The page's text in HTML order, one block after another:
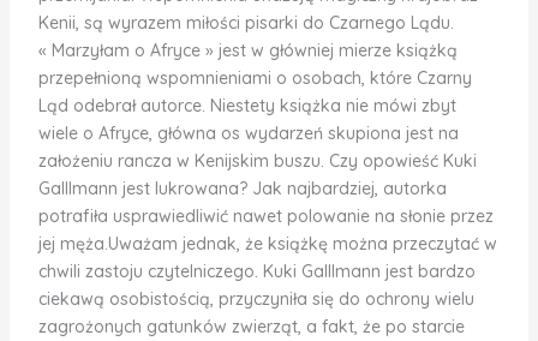
Kenii, są wyrazem miłości pisarki do Czarnego Lądu.
« Marzyłam o Afryce » jest w główniej mierze książką
przepełnioną wspomnieniami o osobach, które Czarny
Ląd odebrał autorce. Niestety książka nie mówi zbyt
wiele o Afryce, główna os wydarzeń skupiona jest na
założeniu rancza w Kenijskim buszu. Czy opowieść Kuki
Galllmann jest lukrowana? Jak najbardziej, autorka
potrafiła usprawiedliwić nawet polowanie na słonie przez
jej męża.Uważam jednak, że książkę można przeczytać w
chwili zastoju czytelniczego. Kuki Galllmann jest bardzo
ciekawą osobistością, przyczyniła się do ochrony wielu
zagrożonych gatunków zwierząt, a fakt, że po starcie